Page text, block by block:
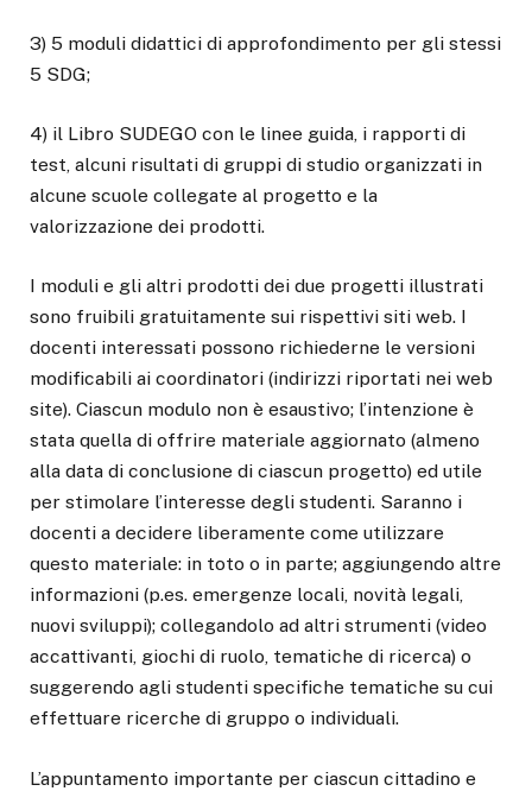
3) 5 moduli didattici di approfondimento per gli stessi
5 SDG;
4) il Libro SUDEGO con le linee guida, i rapporti di
test, alcuni risultati di gruppi di studio organizzati in
alcune scuole collegate al progetto e la
valorizzazione dei prodotti.
I moduli e gli altri prodotti dei due progetti illustrati
sono fruibili gratuitamente sui rispettivi siti web. I
docenti interessati possono richiederne le versioni
modificabili ai coordinatori (indirizzi riportati nei web
site). Ciascun modulo non è esaustivo; l’intenzione è
stata quella di offrire materiale aggiornato (almeno
alla data di conclusione di ciascun progetto) ed utile
per stimolare l’interesse degli studenti. Saranno i
docenti a decidere liberamente come utilizzare
questo materiale: in toto o in parte; aggiungendo altre
informazioni (p.es. emergenze locali, novità legali,
nuovi sviluppi); collegandolo ad altri strumenti (video
accattivanti, giochi di ruolo, tematiche di ricerca) o
suggerendo agli studenti specifiche tematiche su cui
effettuare ricerche di gruppo o individuali.
L’appuntamento importante per ciascun cittadino e